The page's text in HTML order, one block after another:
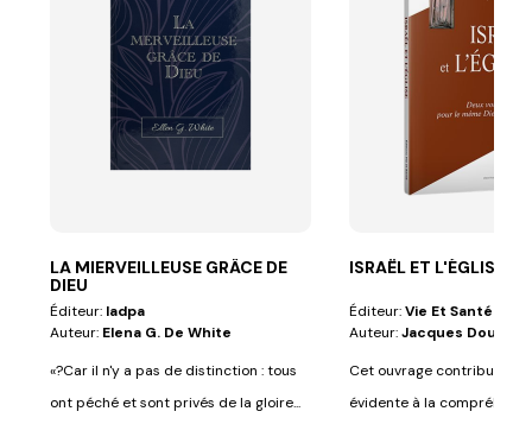
LA MIERVEILLEUSE GRÂCE DE
DIEU
Éditeur: Iadpa
Auteur: Elena G. De White
«?Car il n'y a pas de distinction : tous
ont péché et sont privés de la gloire...
ISRAËL ET L'ÉGLISE
Éditeur:Vie Et Santé
Auteur:Jacques Doukhan
Cet ouvrage contribue de
évidente à la